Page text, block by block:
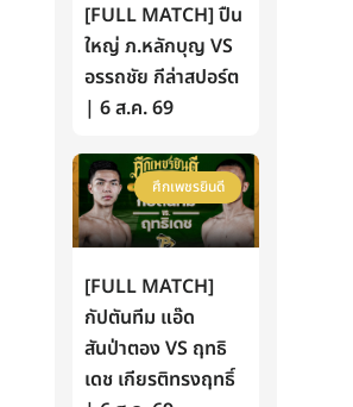
[FULL MATCH] ปืน
ใหญ่ ภ.หลักบุญ VS
อรรถชัย กีล่าสปอร์ต
| 6 ส.ค. 69
ศึกเพชรยินดี
[FULL MATCH]
กัปตันทีม แอ๊ด
สันป่าตอง VS ฤทธิ
เดช เกียรติทรงฤทธิ์